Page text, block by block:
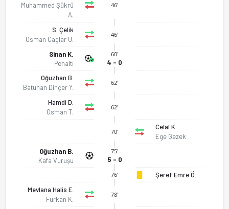
1922 Akşehir Spor Kulübü - Akkonakspor 5-0 bitti. Gol
Muhammed Şükrü
A.
46'
S. Çelik
Osman Caglar U.
46'
Sinan K.
Penaltı
60'
4 - 0
Oğuzhan B.
Batuhan Dinçer Y.
62'
Hamdi D.
Osman T.
62'
70'
Celal K.
Ege Gezek
Oğuzhan B.
Kafa Vuruşu
75'
5 - 0
76'
Şeref Emre Ö.
Mevlana Halis E.
Furkan K.
78'